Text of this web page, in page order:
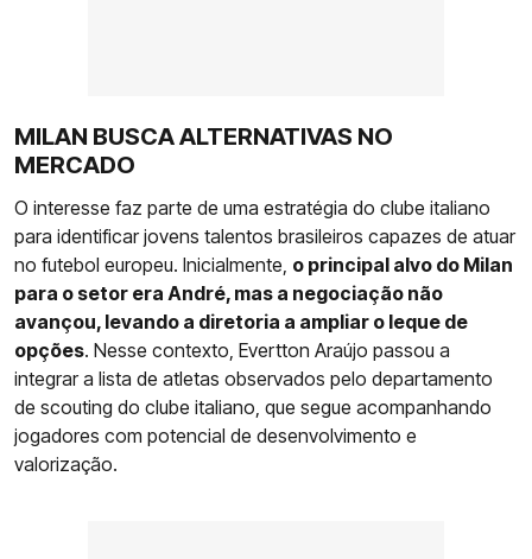
MILAN BUSCA ALTERNATIVAS NO
MERCADO
O interesse faz parte de uma estratégia do clube italiano
para identificar jovens talentos brasileiros capazes de atuar
no futebol europeu. Inicialmente, o principal alvo do Milan
para o setor era André, mas a negociação não
avançou, levando a diretoria a ampliar o leque de
opções. Nesse contexto, Evertton Araújo passou a
integrar a lista de atletas observados pelo departamento
de scouting do clube italiano, que segue acompanhando
jogadores com potencial de desenvolvimento e
valorização.